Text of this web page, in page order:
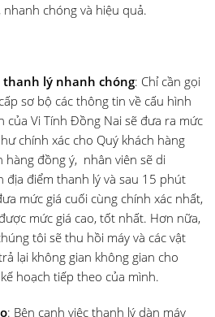
chóng và hiệu quả.
lý nhanh chóng: Chỉ cần gọi
sơ bộ các thông tin về cấu hình
của Vi Tính Đồng Nai sẽ đưa ra mức
chính xác cho Quý khách hàng
hàng đồng ý, nhân viên sẽ di
địa điểm thanh lý và sau 15 phút
mức giá cuối cùng chính xác nhất,
mức giá cao, tốt nhất. Hơn nữa,
tôi sẽ thu hồi máy và các vật
lại không gian không gian cho
hoạch tiếp theo của mình.
: Bên cạnh việc thanh lý dàn máy